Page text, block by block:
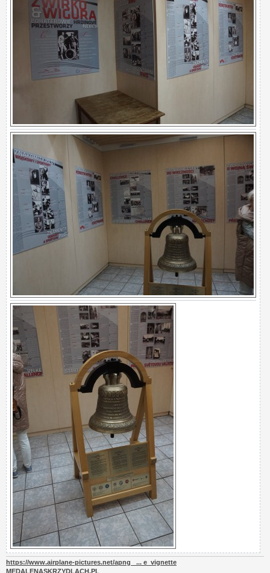
https://www.airplane-pictures.net/apng_ ... e_vignette
MEDALENASKRZYDLACH.PL